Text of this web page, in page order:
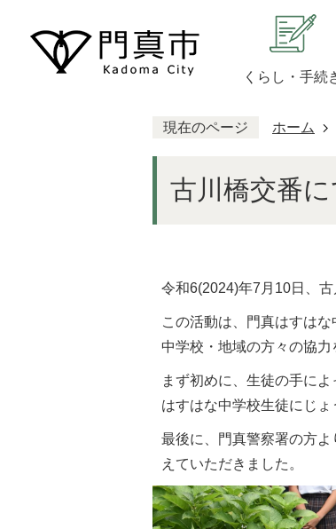
くらし・手続
現在のページ ホーム
古川橋交番
令和6(2024)年7月10日、
この活動は、門真はすは
中学校・地域の方々の協力
まず初めに、生徒の手に
はすはな中学校生徒にじょ
最後に、門真警察署の方
えていただきました。